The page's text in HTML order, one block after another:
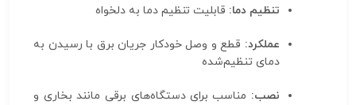
تنظیم دما: قابلیت تنظیم دما به دلخواه
عملکرد: قطع و وصل خودکار جریان برق با رسیدن به
دمای تنظیم‌شده
نصب: مناسب برای دستگاه‌های برقی مانند بخاری و